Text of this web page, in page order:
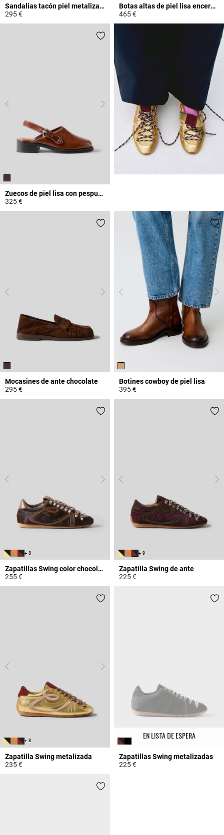
Sandalias tacón piel metalizada
295 €
Botas altas de piel lisa encerada
465 €
Zuecos de piel lisa con pespuntes
325 €
3,4 out of 5 Customer Rating
Mocasines de ante chocolate
295 €
Botines cowboy de piel lisa
395 €
+ 8
Zapatillas Swing color chocolate
255 €
+ 9
Zapatilla Swing de ante
225 €
+ 8
Zapatilla Swing metalizada
235 €
EN LISTA DE ESPERA
Zapatillas Swing metalizadas
225 €